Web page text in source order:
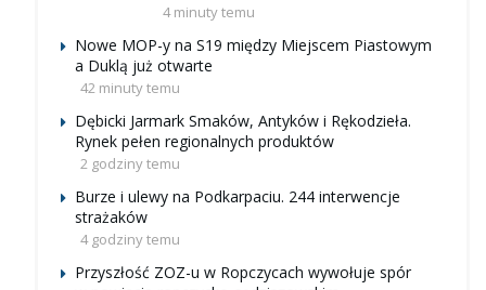
4 minuty temu
Nowe MOP-y na S19 między Miejscem Piastowym
a Duklą już otwarte
42 minuty temu
Dębicki Jarmark Smaków, Antyków i Rękodzieła.
Rynek pełen regionalnych produktów
2 godziny temu
Burze i ulewy na Podkarpaciu. 244 interwencje
strażaków
4 godziny temu
Przyszłość ZOZ-u w Ropczycach wywołuje spór